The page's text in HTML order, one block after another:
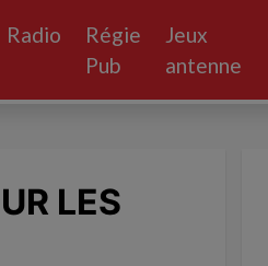
Radio
Régie
Pub
Jeux
antenne
LES